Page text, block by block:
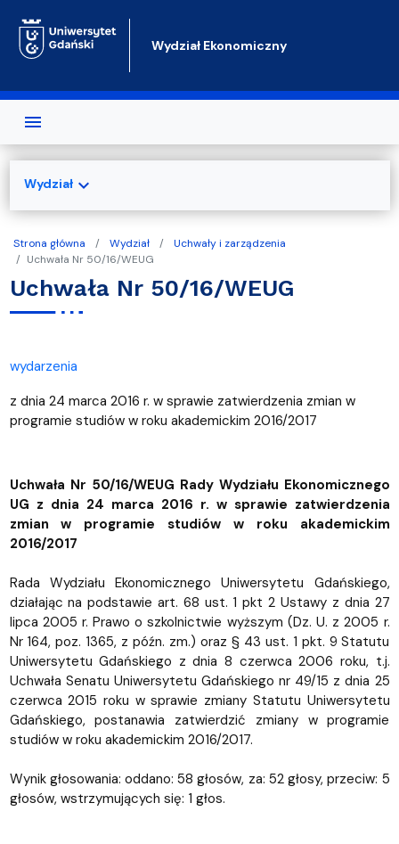
Wydział Ekonomiczny
Strona główna Wydział
Uchwały i zarządzenia
Uchwała Nr 50/16/WEUG
Uchwała Nr 50/16/WEUG
wydarzenia
z dnia 24 marca 2016 r. w sprawie zatwierdzenia zmian w
programie studiów w roku akademickim 2016/2017
Uchwała Nr 50/16/WEUG Rady Wydziału Ekonomicznego
UG z dnia 24 marca 2016 r. w sprawie zatwierdzenia
zmian w programie studiów w roku akademickim
2016/2017
Rada Wydziału Ekonomicznego Uniwersytetu Gdańskiego,
działając na podstawie art. 68 ust. 1 pkt 2 Ustawy z dnia 27
lipca 2005 r. Prawo o szkolnictwie wyższym (Dz. U. z 2005 r.
Nr 164, poz. 1365, z późn. zm.) oraz § 43 ust. 1 pkt. 9 Statutu
Uniwersytetu Gdańskiego z dnia 8 czerwca 2006 roku, t.j.
Uchwała Senatu Uniwersytetu Gdańskiego nr 49/15 z dnia 25
czerwca 2015 roku w sprawie zmiany Statutu Uniwersytetu
Gdańskiego, postanawia zatwierdzić zmiany w programie
studiów w roku akademickim 2016/2017.
Wynik głosowania: oddano: 58 głosów, za: 52 głosy, przeciw: 5
głosów, wstrzymujących się: 1 głos.
Wydziałexpand_more